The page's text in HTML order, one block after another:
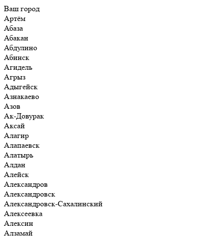
Ваш город
Артём
Абаза
Абакан
Абдулино
Абинск
Агидель
Агрыз
Адыгейск
Азнакаево
Азов
Ак-Довурак
Аксай
Алагир
Алапаевск
Алатырь
Алдан
Алейск
Александров
Александровск
Александровск-Сахалинский
Алексеевка
Алексин
Алзамай